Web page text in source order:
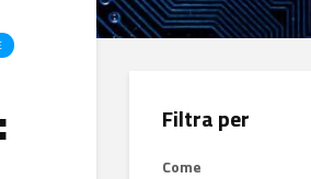
Filtra per
Come